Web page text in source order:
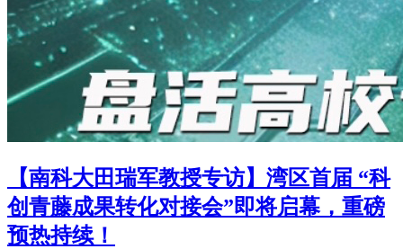
【南科大田瑞军教授专访】湾区首届 “科
创青藤成果转化对接会”即将启幕，重磅
预热持续！